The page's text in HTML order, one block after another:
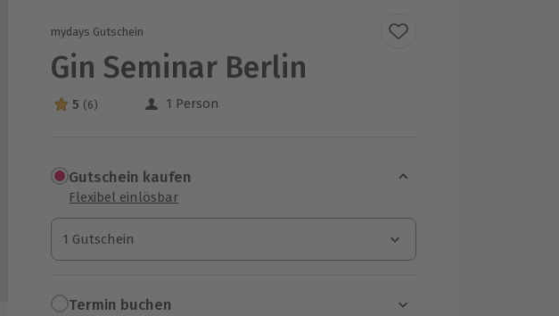
mydays Gutschein
Gin Seminar Berlin
5 Sterne von 5 aus 6 Bewertungen
5 (6) 1 Person
Gutschein kaufen
Flexibel einlösbar
1 Gutschein
1 Gutschein
1 Gutschein
Termin buchen